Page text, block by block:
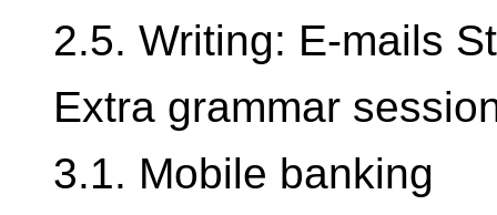
2.5. Writing: E-mails
Extra grammar
3.1. Mobile banking